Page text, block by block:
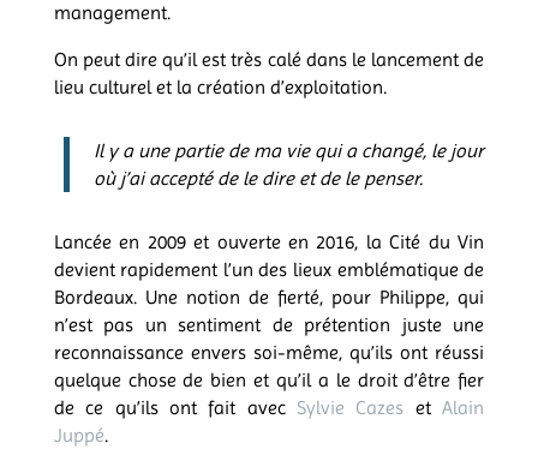
management.
On peut dire qu’il est très calé dans le lancement de
lieu culturel et la création d’exploitation.
Il y a une partie de ma vie qui a changé, le jour
où j’ai accepté de le dire et de le penser.
Lancée en 2009 et ouverte en 2016, la Cité du Vin
devient rapidement l’un des lieux emblématique de
Bordeaux. Une notion de fierté, pour Philippe, qui
n’est pas un sentiment de prétention juste une
reconnaissance envers soi-même, qu’ils ont réussi
quelque chose de bien et qu’il a le droit d’être fier
de ce qu’ils ont fait avecSylvie Cazes etAlain
Juppé.